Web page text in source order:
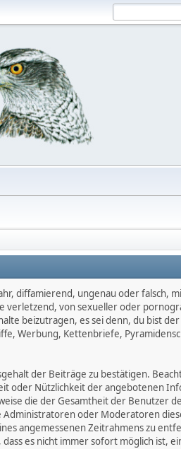
diffamierend, ungenau oder falsch,
von sexueller oder
beizutragen, es sei denn, du bist
Werbung, Kettenbriefe,
der Beiträge zu bestätigen.
oder Nützlichkeit der angebotenen
die der Gesamtheit der Benutzer
oder Moderatoren
angemessenen Zeitrahmens zu
es nicht immer sofort möglich ist,